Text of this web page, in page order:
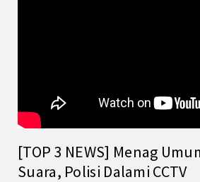
[TOP 3 NEWS] Menag
Suara, Polisi Dalami CCTV